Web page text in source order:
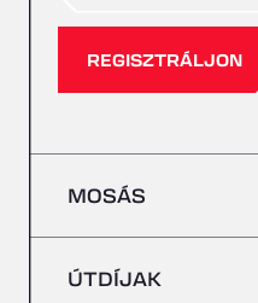
REGISZTRÁLJON
MOSÁS
ÚTDÍJAK